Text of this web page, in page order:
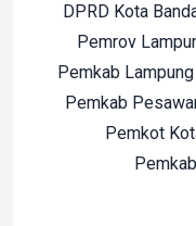
DPRD Kota
Pemrov
Pemkab
Pemkab
Pemkot